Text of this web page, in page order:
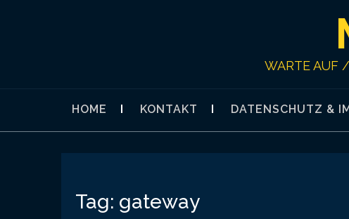
WARTE AUF
HOME KONTAKT DATENSCHUTZ &
Tag: gateway